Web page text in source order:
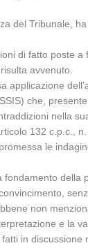
del Tribunale,
di fatto poste
avvenuto.
che,
nella
132 c.p.c.,
le
non
e la
in